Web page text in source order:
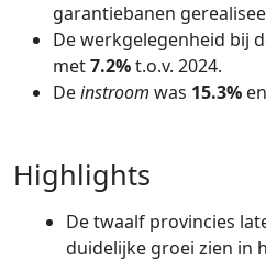
garantiebanen
De werkgelegenheid bij
met7.2%t.o.v. 2024.
Deinstroom was 15.3%
Highlights
De twaalf provincies
duidelijke groei zien in